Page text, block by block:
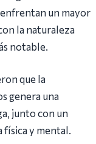
un mayor
la naturaleza
notable.
que la
genera una
junto con un
y mental.